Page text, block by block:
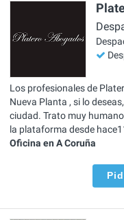
Los profesionales de
Nueva Planta , si lo
ciudad. Trato muy
la plataforma desde
Oficina en A Coruña